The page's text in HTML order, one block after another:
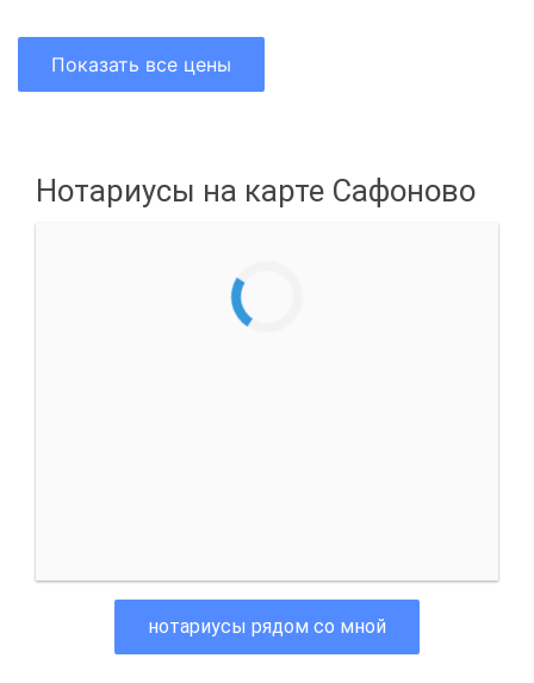
Показать все цены
Нотариусы на карте Сафоново
нотариусы рядом со мной